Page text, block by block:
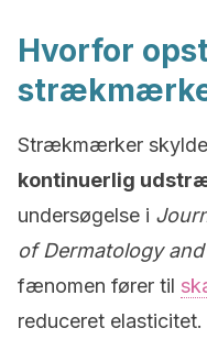
Hvorfor
Strækmærker
kontinuerlig
undersøgelse i
of Dermatology
fænomen fører til
reduceret elasticitet.